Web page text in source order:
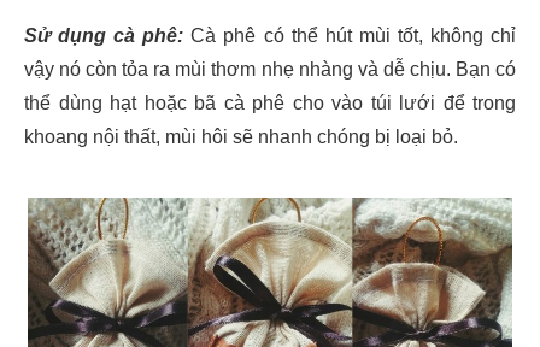
Sử dụng cà phê: Cà phê có thể hút mùi tốt, không chỉ
vậy nó còn tỏa ra mùi thơm nhẹ nhàng và dễ chịu. Bạn có
thể dùng hạt hoặc bã cà phê cho vào túi lưới để trong
khoang nội thất, mùi hôi sẽ nhanh chóng bị loại bỏ.